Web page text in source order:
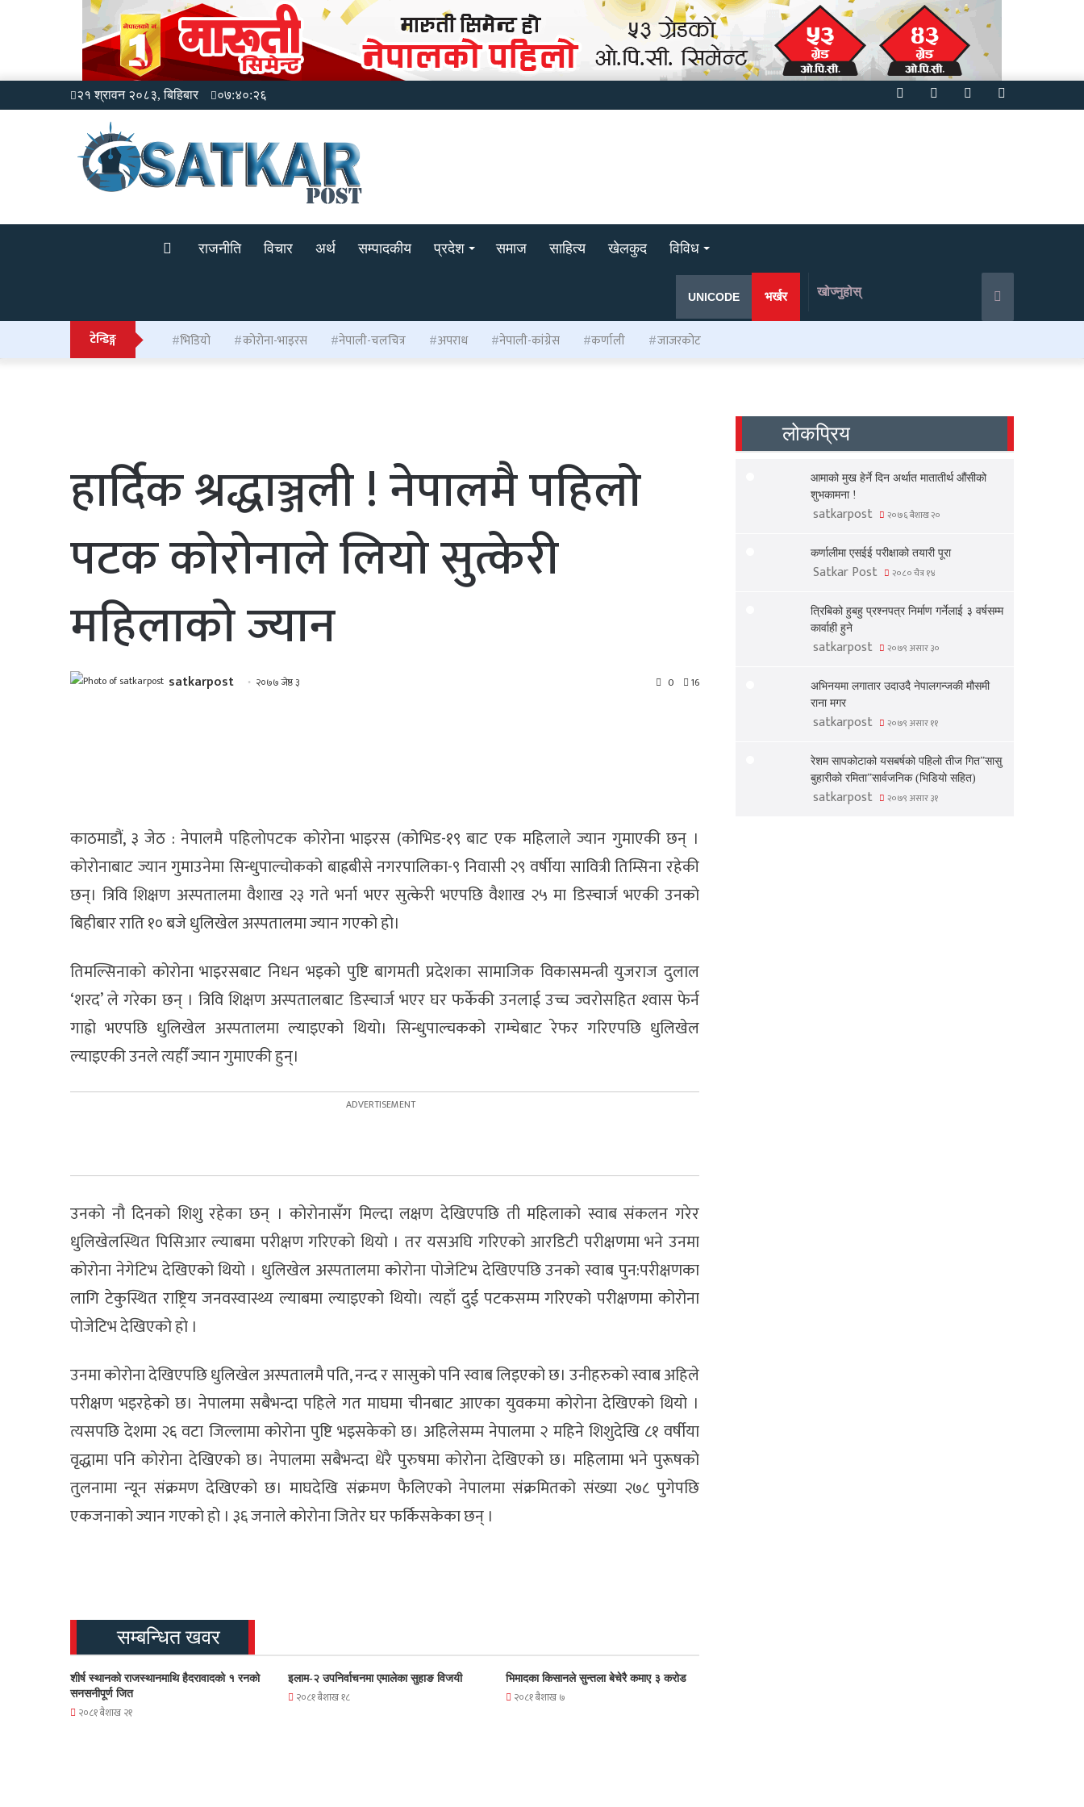
२१ श्रावन २०८३, बिहिबार ०७:४०:२६ YouTube
Twitter
Facebook
राजनीति विचार अर्थ सम्पादकीय प्रदेश समाज साहित्य खेलकुद विविध
भर्खर
UNICODE
टेन्डिङ्ग भिडियो कोरोना-भाइरस नेपाली-चलचित्र अपराध नेपाली-कांग्रेस कर्णाली जाजरकोट
हार्दिक श्रद्धाञ्जली ! नेपालमै पहिलाे
पटक काेराेनाले लियाे सुत्केरी
महिलाकाे ज्यान
satkarpost २०७७ जेष्ठ ३ 0 16
काठमाडौं, ३ जेठ : नेपालमै पहिलाेपटक कोरोना भाइरस (कोभिड-१९ बाट एक महिलाले ज्यान गुमाएकी छन् ।
कोरोनाबाट ज्यान गुमाउनेमा सिन्धुपाल्चोकको बाह्रबीसे नगरपालिका-९ निवासी २९ वर्षीया सावित्री तिम्सिना रहेकी
छन्। त्रिवि शिक्षण अस्पतालमा वैशाख २३ गते भर्ना भएर सुत्केरी भएपछि वैशाख २५ मा डिस्चार्ज भएकी उनको
बिहीबार राति १० बजे धुलिखेल अस्पतालमा ज्यान गएको हो।
तिमल्सिनाको कोरोना भाइरसबाट निधन भइको पुष्टि बागमती प्रदेशका सामाजिक विकासमन्त्री युजराज दुलाल
‘शरद’ ले गरेका छन् । त्रिवि शिक्षण अस्पतालबाट डिस्चार्ज भएर घर फर्केकी उनलाई उच्च ज्वरोसहित श्‍वास फेर्न
गाह्रो भएपछि धुलिखेल अस्पतालमा ल्याइएको थियो। सिन्धुपाल्चकको राम्चेबाट रेफर गरिएपछि धुलिखेल
ल्याइएकी उनले त्यहीँ ज्यान गुमाएकी हुन्।
उनको नौ दिनको शिशु रहेका छन् । कोरोनासँग मिल्दा लक्षण देखिएपछि ती महिलाको स्वाब संकलन गरेर
धुलिखेलस्थित पिसिआर ल्याबमा परीक्षण गरिएको थियो । तर यसअघि गरिएको आरडिटी परीक्षणमा भने उनमा
कोरोना नेगेटिभ देखिएको थियो । धुलिखेल अस्पतालमा कोरोना पोजेटिभ देखिएपछि उनको स्वाब पुन:परीक्षणका
लागि टेकुस्थित राष्ट्रिय जनवस्वास्थ्य ल्याबमा ल्याइएको थियो। त्यहाँ दुई पटकसम्म गरिएको परीक्षणमा कोरोना
पोजेटिभ देखिएको हाे ।
उनमा कोरोना देखिएपछि धुलिखेल अस्पतालमै पति, नन्द र सासुको पनि स्वाब लिइएको छ। उनीहरुको स्वाब अहिले
परीक्षण भइरहेको छ। नेपालमा सबैभन्दा पहिले गत माघमा चीनबाट आएका युवकमा कोरोना देखिएको थियो ।
त्यसपछि देशमा २६ वटा जिल्लामा कोरोना पुष्टि भइसकेको छ। अहिलेसम्म नेपालमा २ महिने शिशुदेखि ८१ वर्षीया
वृद्धामा पनि कोरोना देखिएको छ। नेपालमा सबैभन्दा धेरै पुरुषमा कोरोना देखिएको छ। महिलामा भने पुरूषको
तुलनामा न्यून संक्रमण देखिएको छ। माघदेखि संक्रमण फैलिएको नेपालमा संक्रमितको संख्या २७८ पुगेपछि
एकजनाकाे ज्यान गएकाे हाे । ३६ जनाले काेराेना जितेर घर फर्किसकेका छन् ।
सम्बन्धित खवर
शीर्ष स्थानको राजस्थानमाथि हैदरावादको १ रनको
सनसनीपूर्ण जित
२०८१ बैशाख २१
इलाम-२ उपनिर्वाचनमा एमालेका सुहाङ विजयी
२०८१ बैशाख १८
भिमादका किसानले सुन्तला बेचेरै कमाए ३ करोड
२०८१ बैशाख ७
लोकप्रिय
आमाको मुख हेर्ने दिन अर्थात मातातीर्थ औंसीको
शुभकामना !
satkarpost २०७६ बैशाख २०
कर्णालीमा एसईई परीक्षाको तयारी पूरा
Satkar Post २०८० चैत्र १४
त्रिबिको हुबहु प्रश्नपत्र निर्माण गर्नेलाई ३ वर्षसम्म
कार्वाही हुने
satkarpost २०७९ असार ३०
अभिनयमा लगातार उदाउदै नेपालगन्जकी मौसमी
राना मगर
satkarpost २०७९ असार ११
रेशम सापकोटाको यसबर्षको पहिलो तीज गित”सासु
बुहारीको रमिता”सार्वजनिक (भिडियो सहित)
satkarpost २०७९ असार ३१